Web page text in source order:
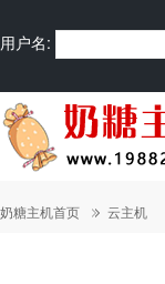
用户名:
奶糖主机首页 云主机